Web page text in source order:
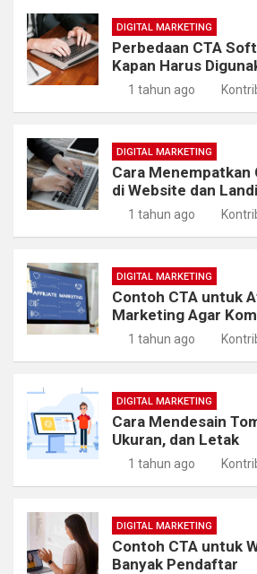
DIGITAL MARKETING
Perbedaan CTA
Kapan Harus
1 tahun ago
DIGITAL MARKETING
Cara Menempatkan
di Website dan
1 tahun ago
DIGITAL MARKETING
Contoh CTA untuk
Marketing Agar
1 tahun ago
DIGITAL MARKETING
Cara Mendesain
Ukuran, dan Letak
1 tahun ago
DIGITAL MARKETING
Contoh CTA untuk
Banyak Pendaftar